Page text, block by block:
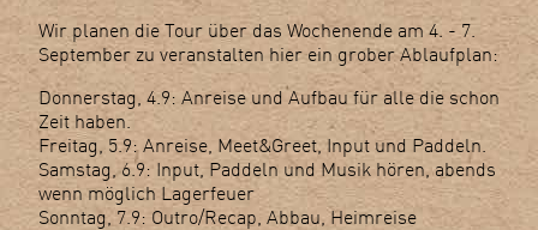
Wir planen die Tour über das Wochenende am 4. - 7.
September zu veranstalten hier ein grober Ablaufplan:
Donnerstag, 4.9: Anreise und Aufbau für alle die schon
Zeit haben.
Freitag, 5.9: Anreise, Meet&Greet, Input und Paddeln.
Samstag, 6.9: Input, Paddeln und Musik hören, abends
wenn möglich Lagerfeuer
Sonntag, 7.9: Outro/Recap, Abbau, Heimreise